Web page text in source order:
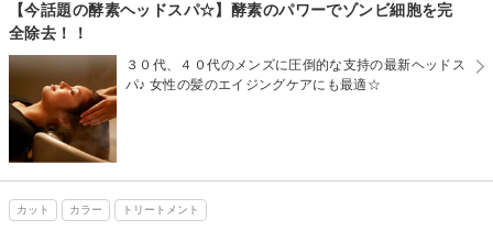
【今話題の酵素ヘッドスパ☆】酵素のパワーでゾンビ細胞を完
全除去！！
３０代、４０代のメンズに圧倒的な支持の最新ヘッドス
パ♪ 女性の髪のエイジングケアにも最適☆
カット カラー トリートメント